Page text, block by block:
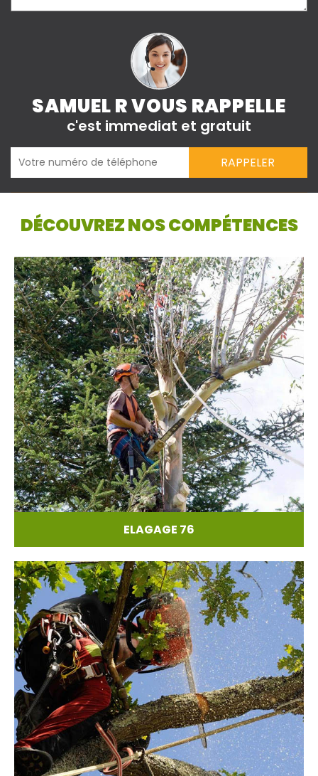
SAMUEL R VOUS RAPPELLE
c'est immediat et gratuit
DÉCOUVREZ NOS COMPÉTENCES
ELAGAGE 76